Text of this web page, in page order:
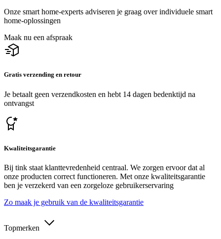
Onze smart home-experts adviseren je graag over individuele smart
home-oplossingen
Maak nu een afspraak
Gratis verzending en retour
Je betaalt geen verzendkosten en hebt 14 dagen bedenktijd na
ontvangst
Kwaliteitsgarantie
Bij tink staat klanttevredenheid centraal. We zorgen ervoor dat al
onze producten correct functioneren. Met onze kwaliteitsgarantie
ben je verzekerd van een zorgeloze gebruikerservaring
Zo maak je gebruik van de kwaliteitsgarantie
Topmerken